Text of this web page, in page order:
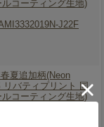
コーティング生地)
J22F
夏追加柄(Neon
リバティプリント 国
コーティング生地)